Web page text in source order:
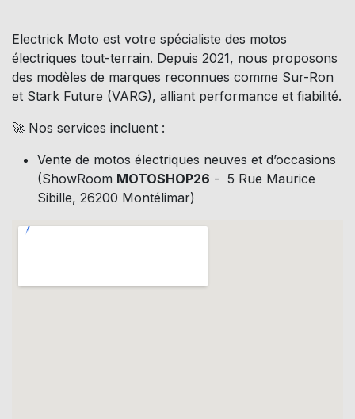
Electrick Moto est votre spécialiste des motos
électriques tout-terrain. Depuis 2021, nous proposons
des modèles de marques reconnues comme Sur-Ron
et Stark Future (VARG), alliant performance et fiabilité.
🚀 Nos services incluent :
Vente de motos électriques neuves et d’occasions
(ShowRoom MOTOSHOP26 - 5 Rue Maurice
Sibille, 26200 Montélimar)